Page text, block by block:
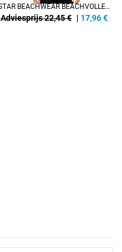
STAR BEACHWEAR BEACHVOLLEY SINGLET MET NR. 2
Adviesprijs 22,45 € | 17,96€